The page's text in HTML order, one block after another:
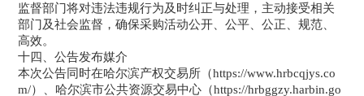
监督部门将对违法违规行为及时纠正与处理，主动接受相关
部门及社会监督，确保采购活动公开、公平、公正、规范、
高效。
十四、公告发布媒介
本次公告同时在哈尔滨产权交易所（https://www.hrbcqjys.co
m/）、哈尔滨市公共资源交易中心（https://hrbggzy.harbin.go